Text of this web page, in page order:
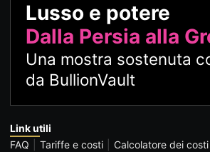
Lusso e potere
Dalla Persia alla
Una mostra sostenuta
da BullionVault
Link utili
FAQ
Tariffe e costi
Calcolatore dei costi